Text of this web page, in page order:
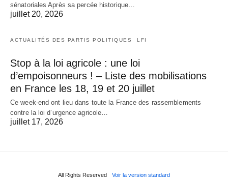
sénatoriales Après sa percée historique…
juillet 20, 2026
ACTUALITÉS DES PARTIS POLITIQUES LFI
Stop à la loi agricole : une loi
d’empoisonneurs ! – Liste des mobilisations
en France les 18, 19 et 20 juillet
Ce week-end ont lieu dans toute la France des rassemblements
contre la loi d’urgence agricole…
juillet 17, 2026
All Rights Reserved Voir la version standard